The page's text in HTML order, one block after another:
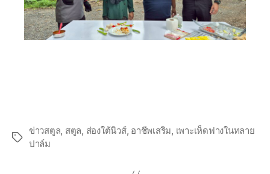
ข่าวสตูล, สตูล, ส่องใต้นิวส์, อาชีพเสริม, เพาะเห็ดฟางในทลาย
ปาล์ม